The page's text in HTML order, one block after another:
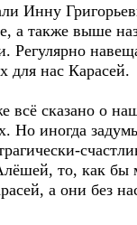
Инну
а также выше
Регулярно
для нас Карасей.
сказано о
Но иногда
то, как бы
а они без